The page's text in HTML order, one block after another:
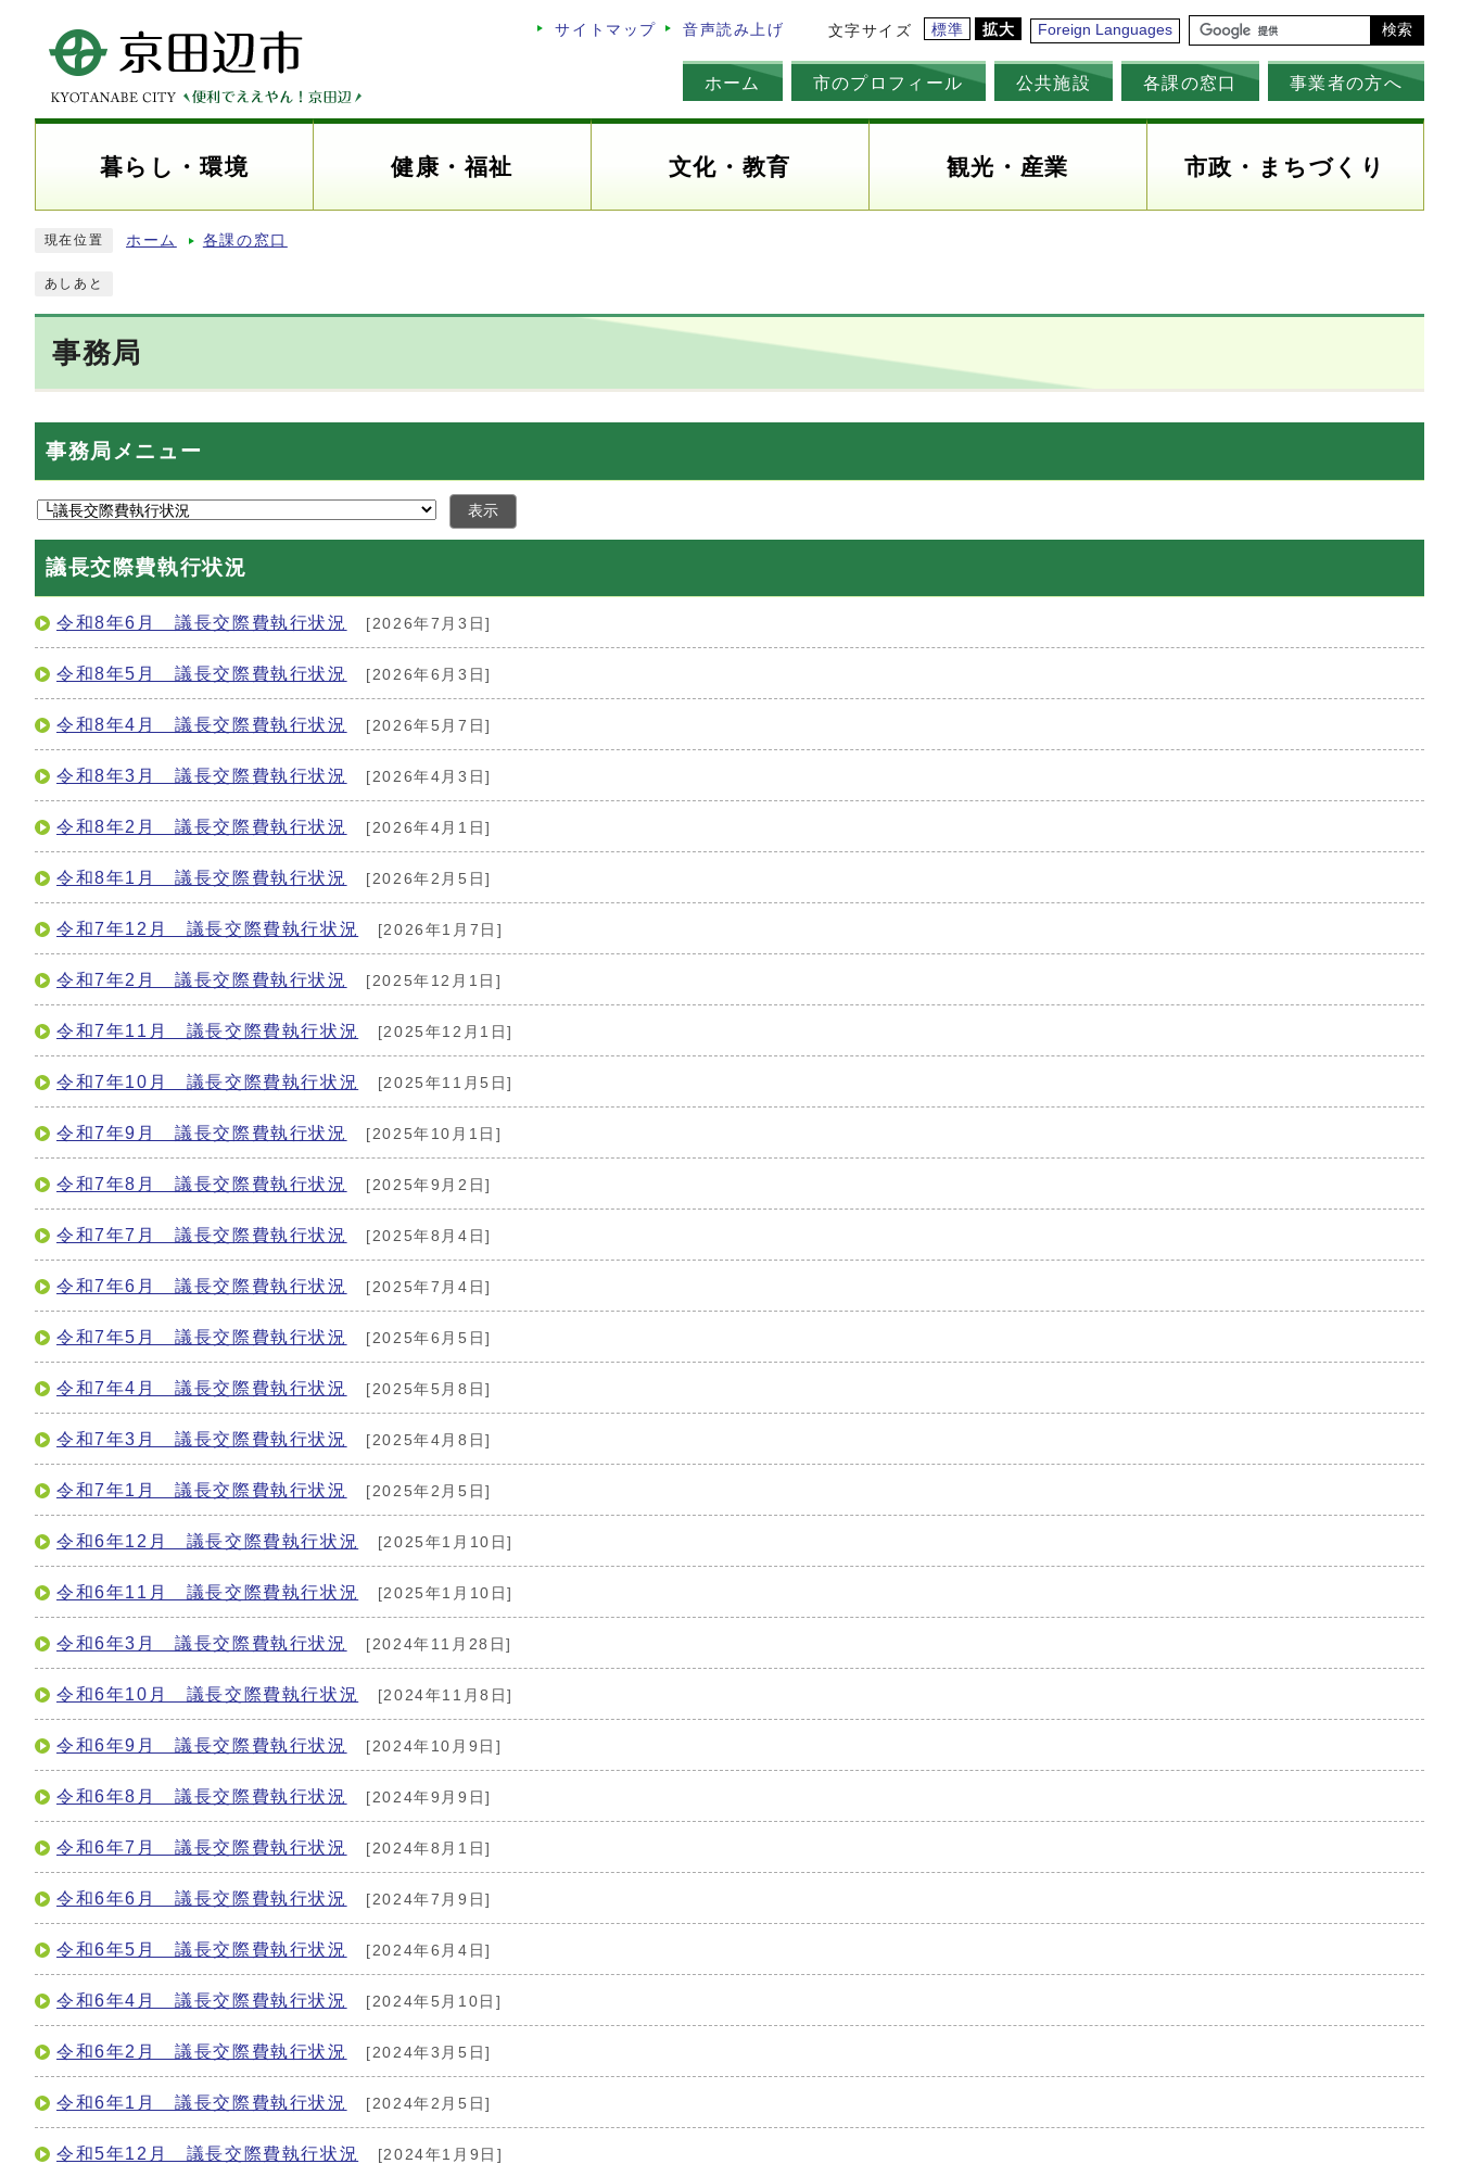
サイトマップ 音声読み上げ 文字サイズ 標準 拡大 Foreign Languages 検索
ホーム 市のプロフィール 公共施設 各課の窓口 事業者の方へ
暮らし・環境 健康・福祉 文化・教育 観光・産業 市政・まちづくり
現在位置 ホーム 各課の窓口
あしあと
事務局
事務局メニュー
表示
議長交際費執行状況
令和8年6月 議長交際費執行状況 [2026年7月3日]
令和8年5月 議長交際費執行状況 [2026年6月3日]
令和8年4月 議長交際費執行状況 [2026年5月7日]
令和8年3月 議長交際費執行状況 [2026年4月3日]
令和8年2月 議長交際費執行状況 [2026年4月1日]
令和8年1月 議長交際費執行状況 [2026年2月5日]
令和7年12月 議長交際費執行状況 [2026年1月7日]
令和7年2月 議長交際費執行状況 [2025年12月1日]
令和7年11月 議長交際費執行状況 [2025年12月1日]
令和7年10月 議長交際費執行状況 [2025年11月5日]
令和7年9月 議長交際費執行状況 [2025年10月1日]
令和7年8月 議長交際費執行状況 [2025年9月2日]
令和7年7月 議長交際費執行状況 [2025年8月4日]
令和7年6月 議長交際費執行状況 [2025年7月4日]
令和7年5月 議長交際費執行状況 [2025年6月5日]
令和7年4月 議長交際費執行状況 [2025年5月8日]
令和7年3月 議長交際費執行状況 [2025年4月8日]
令和7年1月 議長交際費執行状況 [2025年2月5日]
令和6年12月 議長交際費執行状況 [2025年1月10日]
令和6年11月 議長交際費執行状況 [2025年1月10日]
令和6年3月 議長交際費執行状況 [2024年11月28日]
令和6年10月 議長交際費執行状況 [2024年11月8日]
令和6年9月 議長交際費執行状況 [2024年10月9日]
令和6年8月 議長交際費執行状況 [2024年9月9日]
令和6年7月 議長交際費執行状況 [2024年8月1日]
令和6年6月 議長交際費執行状況 [2024年7月9日]
令和6年5月 議長交際費執行状況 [2024年6月4日]
令和6年4月 議長交際費執行状況 [2024年5月10日]
令和6年2月 議長交際費執行状況 [2024年3月5日]
令和6年1月 議長交際費執行状況 [2024年2月5日]
令和5年12月 議長交際費執行状況 [2024年1月9日]